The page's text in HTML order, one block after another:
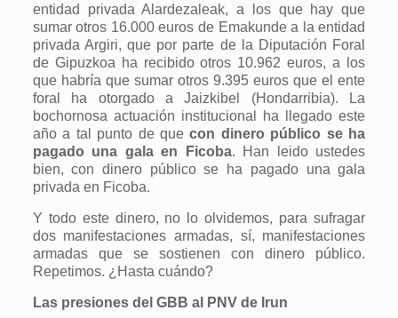
entidad privada Alardezaleak, a los que hay que
sumar otros 16.000 euros de Emakunde a la entidad
privada Argiri, que por parte de la Diputación Foral
de Gipuzkoa ha recibido otros 10.962 euros, a los
que habría que sumar otros 9.395 euros que el ente
foral ha otorgado a Jaizkibel (Hondarribia). La
bochornosa actuación institucional ha llegado este
año a tal punto de quecon dinero público se ha
pagado una gala en Ficoba. Han leido ustedes
bien, con dinero público se ha pagado una gala
privada en Ficoba.
Y todo este dinero, no lo olvidemos, para sufragar
dos manifestaciones armadas, sí, manifestaciones
armadas que se sostienen con dinero público.
Repetimos. ¿Hasta cuándo?
Las presiones del GBB al PNV de Irun